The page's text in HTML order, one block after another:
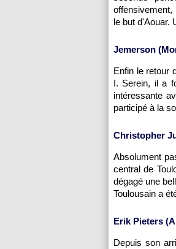
offensivement,
le but d'Aouar.
Jemerson
Enfin le retour
I. Serein, il a
intéressante
participé à la
Christopher
Absolument
central de
dégagé une
Toulousain a
Erik Pieters
Depuis son